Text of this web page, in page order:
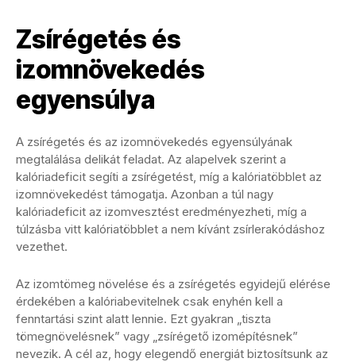
Zsírégetés és
izomnövekedés
egyensúlya
A zsírégetés és az izomnövekedés egyensúlyának
megtalálása delikát feladat. Az alapelvek szerint a
kalóriadeficit segíti a zsírégetést, míg a kalóriatöbblet az
izomnövekedést támogatja. Azonban a túl nagy
kalóriadeficit az izomvesztést eredményezheti, míg a
túlzásba vitt kalóriatöbblet a nem kívánt zsírlerakódáshoz
vezethet.
Az izomtömeg növelése és a zsírégetés egyidejű elérése
érdekében a kalóriabevitelnek csak enyhén kell a
fenntartási szint alatt lennie. Ezt gyakran „tiszta
tömegnövelésnek” vagy „zsírégető izomépítésnek”
nevezik. A cél az, hogy elegendő energiát biztosítsunk az